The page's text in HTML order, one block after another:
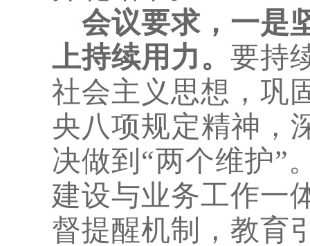
会议要求， 一是
上持续用力。要持
社会主义思想，巩
央八项规定精神，
决做到“两个维护”
建设与业务工作一
督提醒机制，教育